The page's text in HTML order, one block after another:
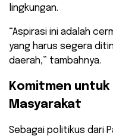
lingkungan.
“Aspirasi ini adalah
yang harus segera
daerah,” tambahnya.
Komitmen
Masyarakat
Sebagai politikus dari